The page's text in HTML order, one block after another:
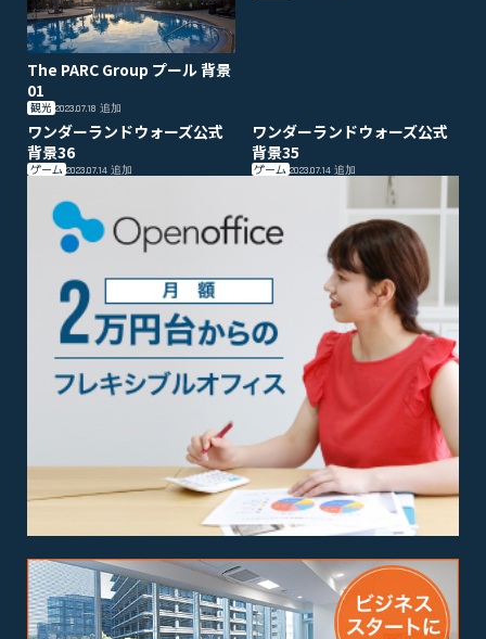
The PARC Group プール 背景
01
観光 2023.07.18 追加
ワンダーランドウォーズ公式
背景36
ゲーム 2023.07.14 追加
ワンダーランドウォーズ公式
背景35
ゲーム 2023.07.14追加